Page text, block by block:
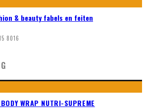
& beauty fabels en feiten
8016
WRAP NUTRI-SUPREME